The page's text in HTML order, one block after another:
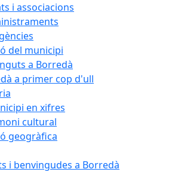
i associacions
del municipi
a Borredà
a primer cop d'ull
en xifres
cultural
geogràfica
i benvingudes a Borredà